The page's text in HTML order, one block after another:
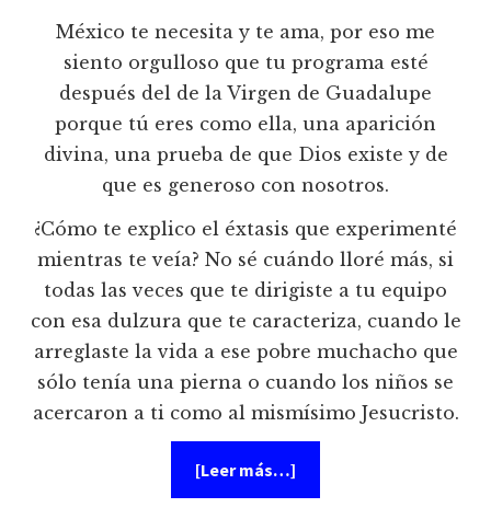
México te necesita y te ama, por eso me
siento orgulloso que tu programa esté
después del de la Virgen de Guadalupe
porque tú eres como ella, una aparición
divina, una prueba de que Dios existe y de
que es generoso con nosotros.
¿Cómo te explico el éxtasis que experimenté
mientras te veía? No sé cuándo lloré más, si
todas las veces que te dirigiste a tu equipo
con esa dulzura que te caracteriza, cuando le
arreglaste la vida a ese pobre muchacho que
sólo tenía una pierna o cuando los niños se
acercaron a ti como al mismísimo Jesucristo.
[Leer más…]
Crítica